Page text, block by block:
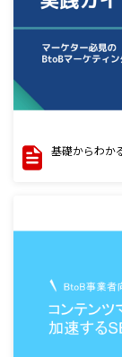
基礎からわか